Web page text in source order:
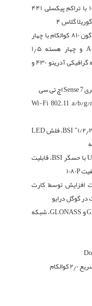
صفحه نمایش ۵ اینچ با کیفیت ۱۰۸۰P با تراکم پیکسلی ۴۴۱
گلاس ۴
پردازنده چهار هسته دوتایی اسنپدراگون ۸۱۰ کوالکام با چهار
هسته ۲ گیگاهرتزی کورتکس A-57 و چهار هسته ۱٫۵
گیگاهرتزی کورتکس A-53، پردازنده گرافیکی آدرینو ۴۳۰ و
Wi-Fi 802.11 a/b/
دوربین اصلی ۲۰ مگاپیکسل با حسگر ۱/۲٫۳″ BSI، فلش LED
دوربین سلفی ۴ مگاپیکسل UltraPixel با حسگر BSI، قابلیت
با قابلیت افزایش توسط کارت
شبکه LTE نسخه Cat.6، وای فای، GPS و GLONASS، شبکه